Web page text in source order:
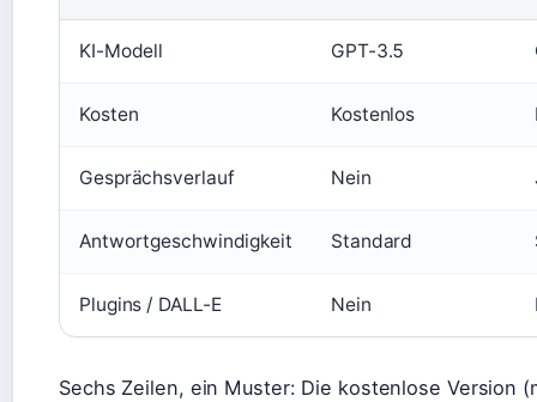
KI-Modell GPT-3.5
Kosten Kostenlos
Gesprächsverlauf Nein
Antwortgeschwindigkeit Standard
Plugins / DALL-E Nein
Sechs Zeilen, ein Muster: Die kostenlose Version